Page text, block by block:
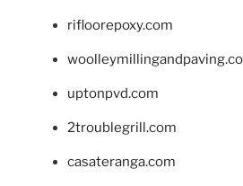
rifloorepoxy.com
uptonpvd.com
2troublegrill.com
casateranga.com